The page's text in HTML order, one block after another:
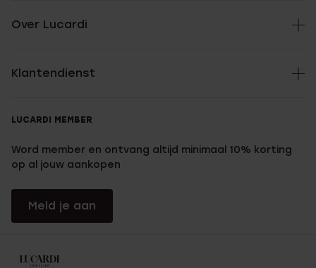
Over Lucardi
Klantendienst
LUCARDI MEMBER
Word member en ontvang altijd minimaal 10% korting
op al jouw aankopen
Meld je aan